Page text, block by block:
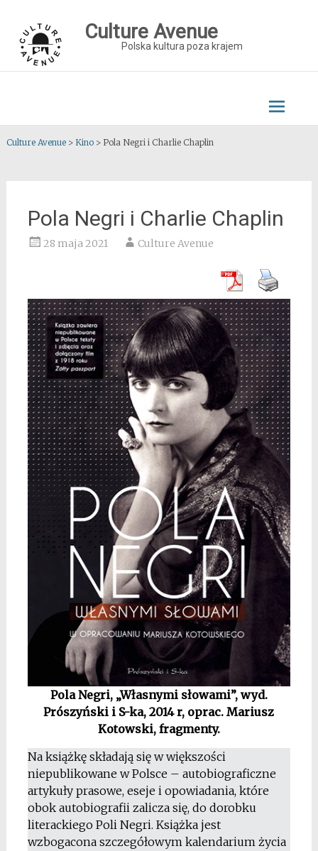
content
Culture Avenue
Polska kultura poza krajem
Culture Avenue> Kino> Pola Negri i Charlie Chaplin
Pola Negri i Charlie Chaplin
28 maja 2021 Culture Avenue
Pola Negri, „Własnymi słowami”, wyd.
Prószyński i S-ka, 2014 r, oprac. Mariusz
Kotowski, fragmenty.
Na książkę składają się w większości
niepublikowane w Polsce – autobiograficzne
artykuły prasowe, eseje i opowiadania, które
obok autobiografii zalicza się, do dorobku
literackiego Poli Negri. Książka jest
wzbogacona szczegółowym kalendarium życia